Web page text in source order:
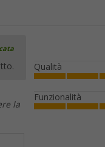
la
Qualità
Funzionalità